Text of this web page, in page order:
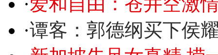
·谭客：郭德纲买下侯